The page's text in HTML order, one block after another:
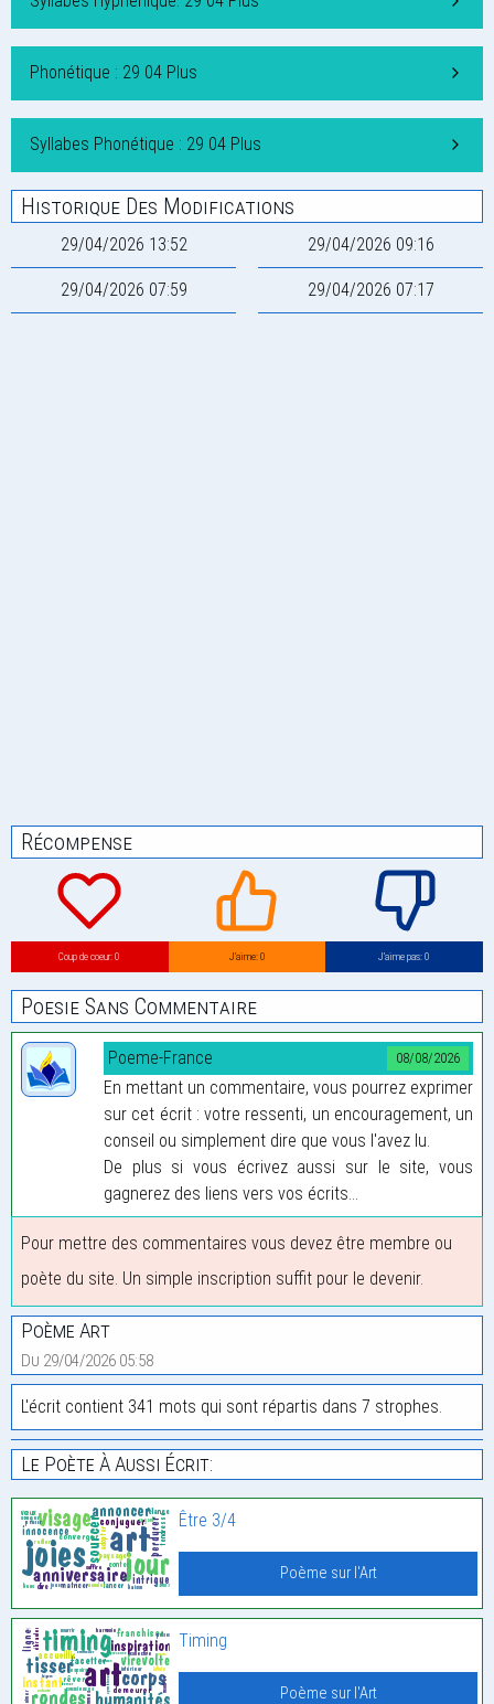
Phonétique : 29 04 Plus
Syllabes Phonétique : 29 04 Plus
Historique Des Modifications
29/04/2026 13:52 29/04/2026 09:16
29/04/2026 07:59 29/04/2026 07:17
Récompense
Coup de coeur: 0 J’aime: 0 J’aime pas: 0
Poesie Sans Commentaire
08/08/2026
Poeme-France
En mettant un commentaire, vous pourrez exprimer
sur cet écrit : votre ressenti, un encouragement, un
conseil ou simplement dire que vous l'avez lu.
De plus si vous écrivez aussi sur le site, vous
gagnerez des liens vers vos écrits...
Pour mettre des commentaires vous devez être membre ou
poète du site. Un simple inscription suffit pour le devenir.
Poème Art
Du 29/04/2026 05:58
L'écrit contient 341 mots qui sont répartis dans 7 strophes.
Le Poète À Aussi Écrit:
Être 3/4
Poème sur l'Art
Timing
Poème sur l'Art